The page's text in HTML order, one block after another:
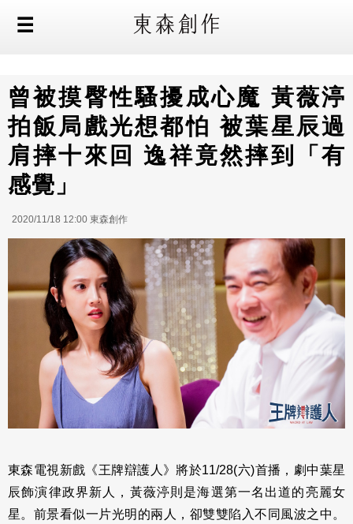
曾被摸臀性騷擾成心魔 黃薇渟
拍飯局戲光想都怕 被葉星辰過
肩摔十來回 逸祥竟然摔到「有
感覺」
2020/11/18 12:00 東森創作
東森電視新戲《王牌辯護人》將於11/28(六)首播，劇中葉星
辰飾演律政界新人，黃薇渟則是海選第一名出道的亮麗女
星。前景看似一片光明的兩人，卻雙雙陷入不同風波之中。